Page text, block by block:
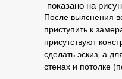
После выяснения
приступить к
присутствуют
сделать эскиз, а
стенах и потолке
показано на